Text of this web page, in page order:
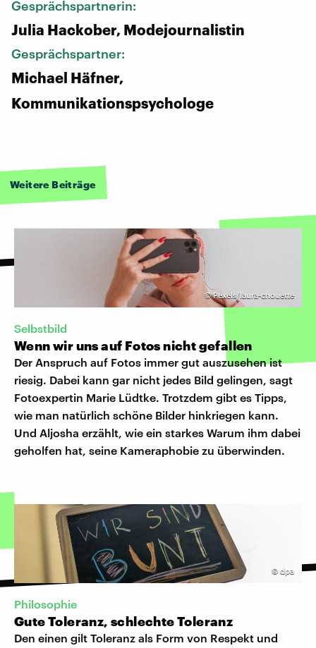
Gesprächspartnerin:
Julia Hackober, Modejournalistin
Gesprächspartner:
Michael Häfner,
Kommunikationspsychologe
Weitere Beiträge
©Pexels/laura-chouette
Selbstbild
Wenn wir uns auf Fotos nicht gefallen
Der Anspruch auf Fotos immer gut auszusehen ist
riesig. Dabei kann gar nicht jedes Bild gelingen, sagt
Fotoexpertin Marie Lüdtke. Trotzdem gibt es Tipps,
wie man natürlich schöne Bilder hinkriegen kann.
Und Aljosha erzählt, wie ein starkes Warum ihm dabei
geholfen hat, seine Kameraphobie zu überwinden.
© dpa
Philosophie
Gute Toleranz, schlechte Toleranz
Den einen gilt Toleranz als Form von Respekt und